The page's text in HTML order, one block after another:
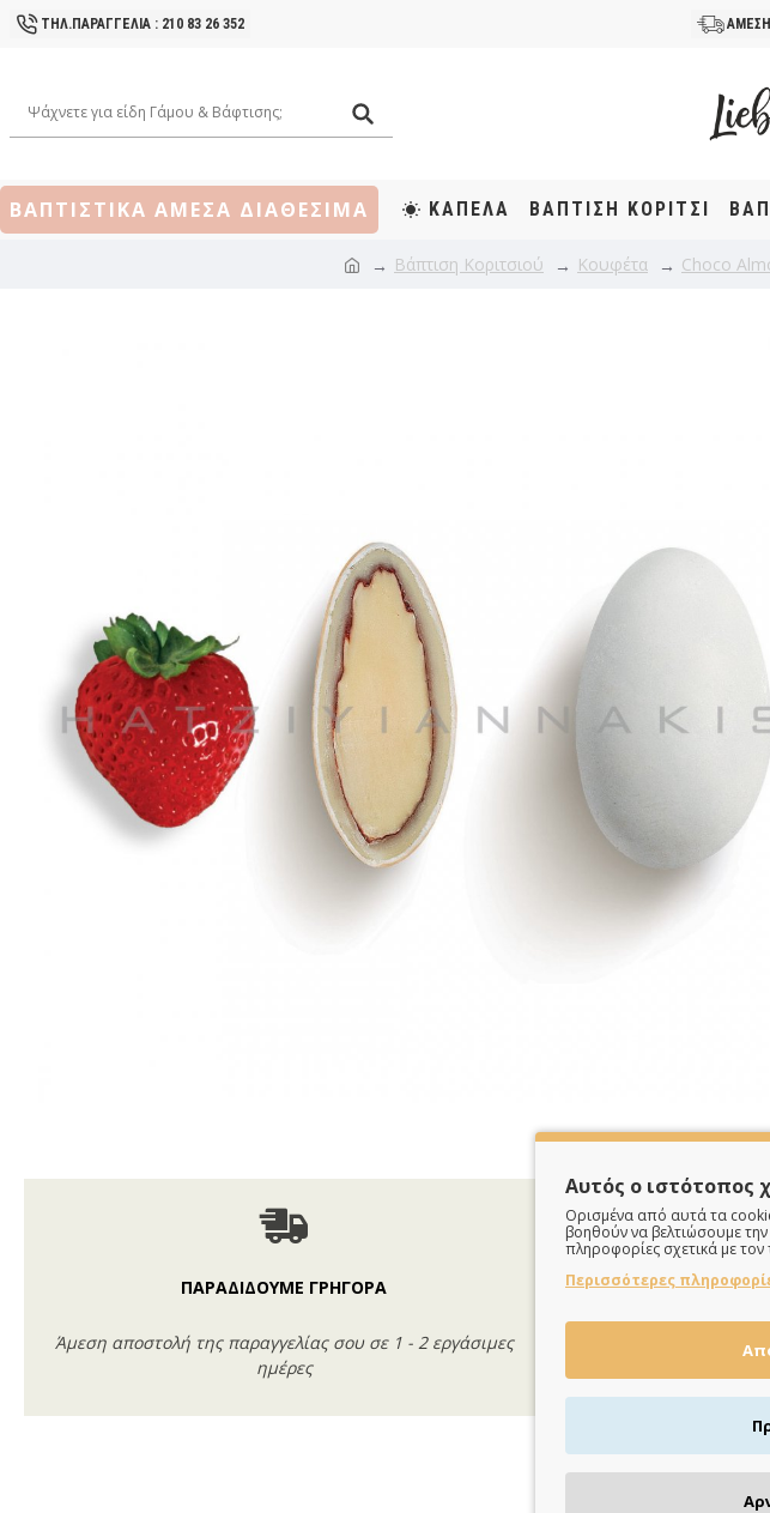
ΤΗΛ.ΠΑΡΑΓΓΕΛΙΑ : 210 83 26 352
ΒΑΠΤΙΣΤΙΚΑ ΑΜΕΣΑ ΔΙΑΘΕΣΙΜΑ ΚΑΠΕΛΑ ΒΆΠΤΙΣΗ KOΡΊΤΣΙ
Βάπτιση Κοριτσιού Κουφέτα Choco
ΠΑΡΑΔΙΔΟΥΜΕ ΓΡΗΓΟΡΑ
Άμεση αποστολή της παραγγελίας σου σε 1 - 2 εργάσιμες
ημέρες
Πιστωτική/χρεωστική
Αυτός ο ιστότοπος
Ορισμένα από αυτά τα
βοηθούν να βελτιώσουμε
πληροφορίες σχετικά με
Περισσότερες